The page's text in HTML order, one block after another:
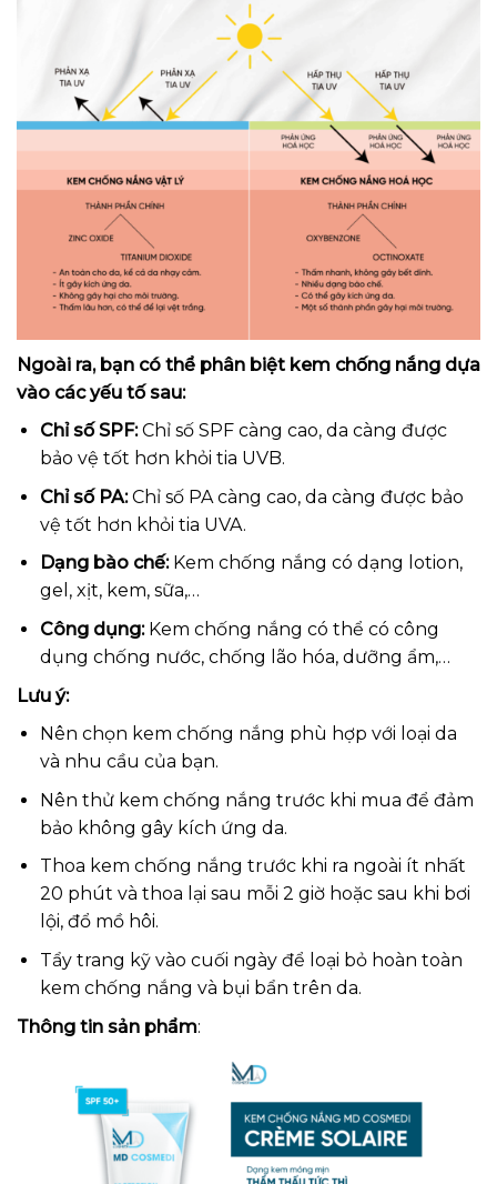
Ngoài ra, bạn có thể phân biệt kem chống nắng dựa
vào các yếu tố sau:
Chỉ số SPF:Chỉ số SPF càng cao, da càng được
bảo vệ tốt hơn khỏi tia UVB.
Chỉ số PA:Chỉ số PA càng cao, da càng được bảo
vệ tốt hơn khỏi tia UVA.
Dạng bào chế:Kem chống nắng có dạng lotion,
gel, xịt, kem, sữa,…
Công dụng:Kem chống nắng có thể có công
dụng chống nước, chống lão hóa, dưỡng ẩm,…
Lưu ý:
Nên chọn kem chống nắng phù hợp với loại da
và nhu cầu của bạn.
Nên thử kem chống nắng trước khi mua để đảm
bảo không gây kích ứng da.
Thoa kem chống nắng trước khi ra ngoài ít nhất
20 phút và thoa lại sau mỗi 2 giờ hoặc sau khi bơi
lội, đổ mồ hôi.
Tẩy trang kỹ vào cuối ngày để loại bỏ hoàn toàn
kem chống nắng và bụi bẩn trên da.
Thông tin sản phẩm: